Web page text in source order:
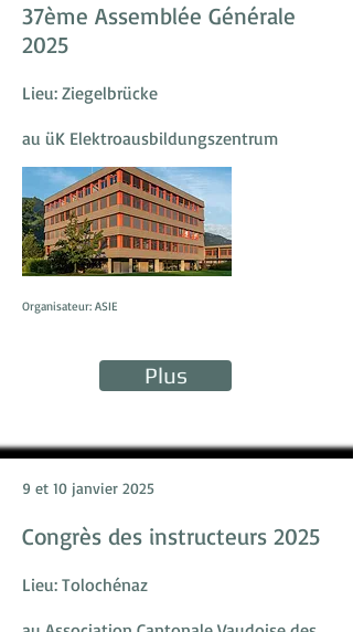
37ème Assemblée Générale
2025
Lieu: Ziegelbrücke
au üK Elektroausbildungszentrum
Organisateur: ASIE
Plus
9 et 10 janvier 2025
Congrès des instructeurs 2025
Lieu: Tolochénaz